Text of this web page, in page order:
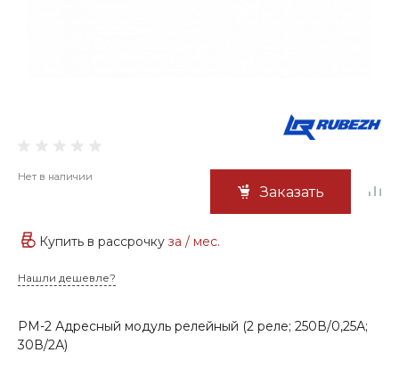
Нет в наличии
Заказать
Купить в рассрочку за / мес.
Нашли дешевле?
РМ-2 Адресный модуль релейный (2 реле; 250В/0,25А;
30В/2А)